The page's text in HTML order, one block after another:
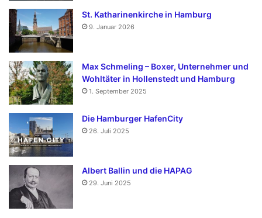
St. Katharinenkirche in Hamburg
9. Januar 2026
Max Schmeling – Boxer, Unternehmer und
Wohltäter in Hollenstedt und Hamburg
1. September 2025
Die Hamburger HafenCity
26. Juli 2025
Albert Ballin und die HAPAG
29. Juni 2025